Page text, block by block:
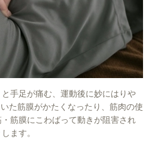
手足が痛む、運動後に妙にはりや
た筋膜がかたくなったり、筋肉の使
筋膜にこわばって動きが阻害され
ます。